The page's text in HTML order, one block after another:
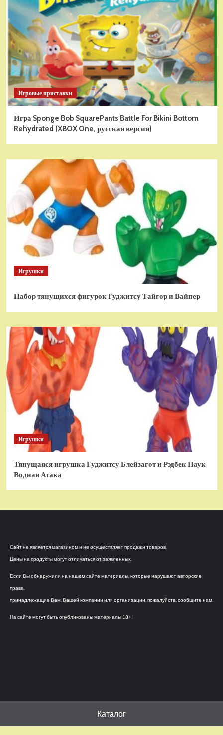
Игровые приставки
Игра Sponge Bob SquarePants Battle For Bikini Bottom
Rehydrated (XBOX One, русская версия)
Игрушки
Набор тянущихся фигурок Гуджитсу Тайгор и Вайпер
Игрушки
Тянущаяся игрушка Гуджитсу Блейзагот и Рэдбек Паук
Водная Атака
Сайт не является магазином и не осуществляет продажи товаров.
Цены на продукты могут отличаться от заявленных.
Если Вы обнаружили на нашем сайте материалы, которые нарушают авторские
права,
принадлежащие Вам, Вашей компании или организации, пожалуйста, сообщите нам.
На сайте могут быть опубликованы материалы 18+!
Каталог